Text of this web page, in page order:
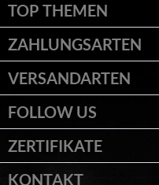
TOP THEMEN
ZAHLUNGSARTEN
VERSANDARTEN
FOLLOW US
ZERTIFIKATE
KONTAKT